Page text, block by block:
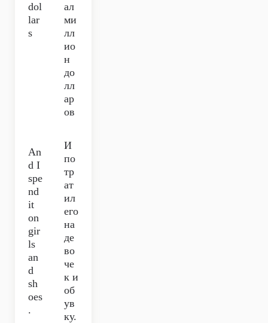
dol
lar
s
ал
ми
лл
ио
н
до
лл
ар
ов
An
d I
spe
nd
it
on
gir
ls
an
d
sh
oes
.
И
по
тр
ат
ил
его
на
де
во
че
к и
об
ув
ку.